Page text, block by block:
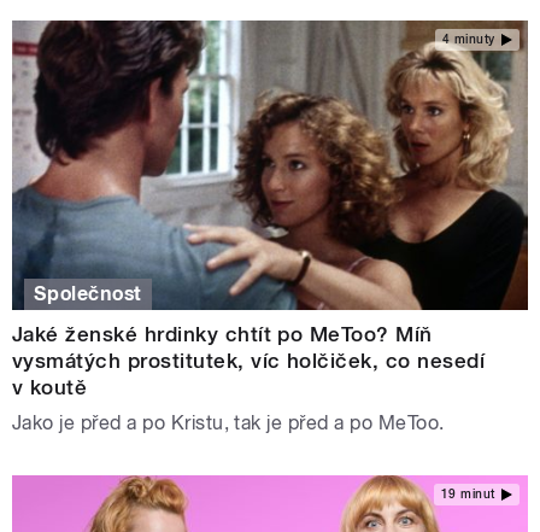
4 minuty
Společnost
Jaké ženské hrdinky chtít po MeToo? Míň
vysmátých prostitutek, víc holčiček, co nesedí
v koutě
Jako je před a po Kristu, tak je před a po MeToo.
19 minut